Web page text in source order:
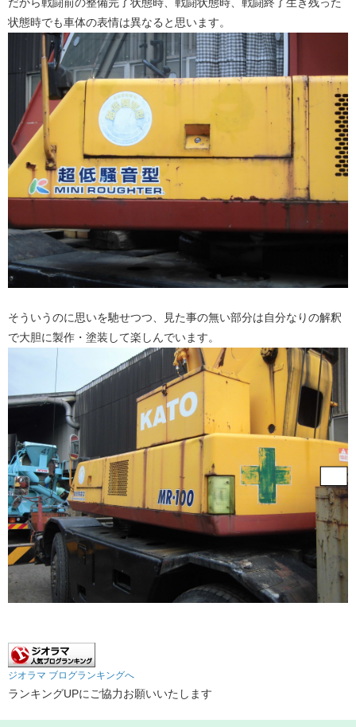
状態時でも車体の表情は異なると思います。
そういうのに思いを馳せつつ、見た事の無い部分は自分なりの解釈
で大胆に製作・塗装して楽しんでいます。
ジオラマ ブログランキングへ
ランキングUPにご協力お願いいたします